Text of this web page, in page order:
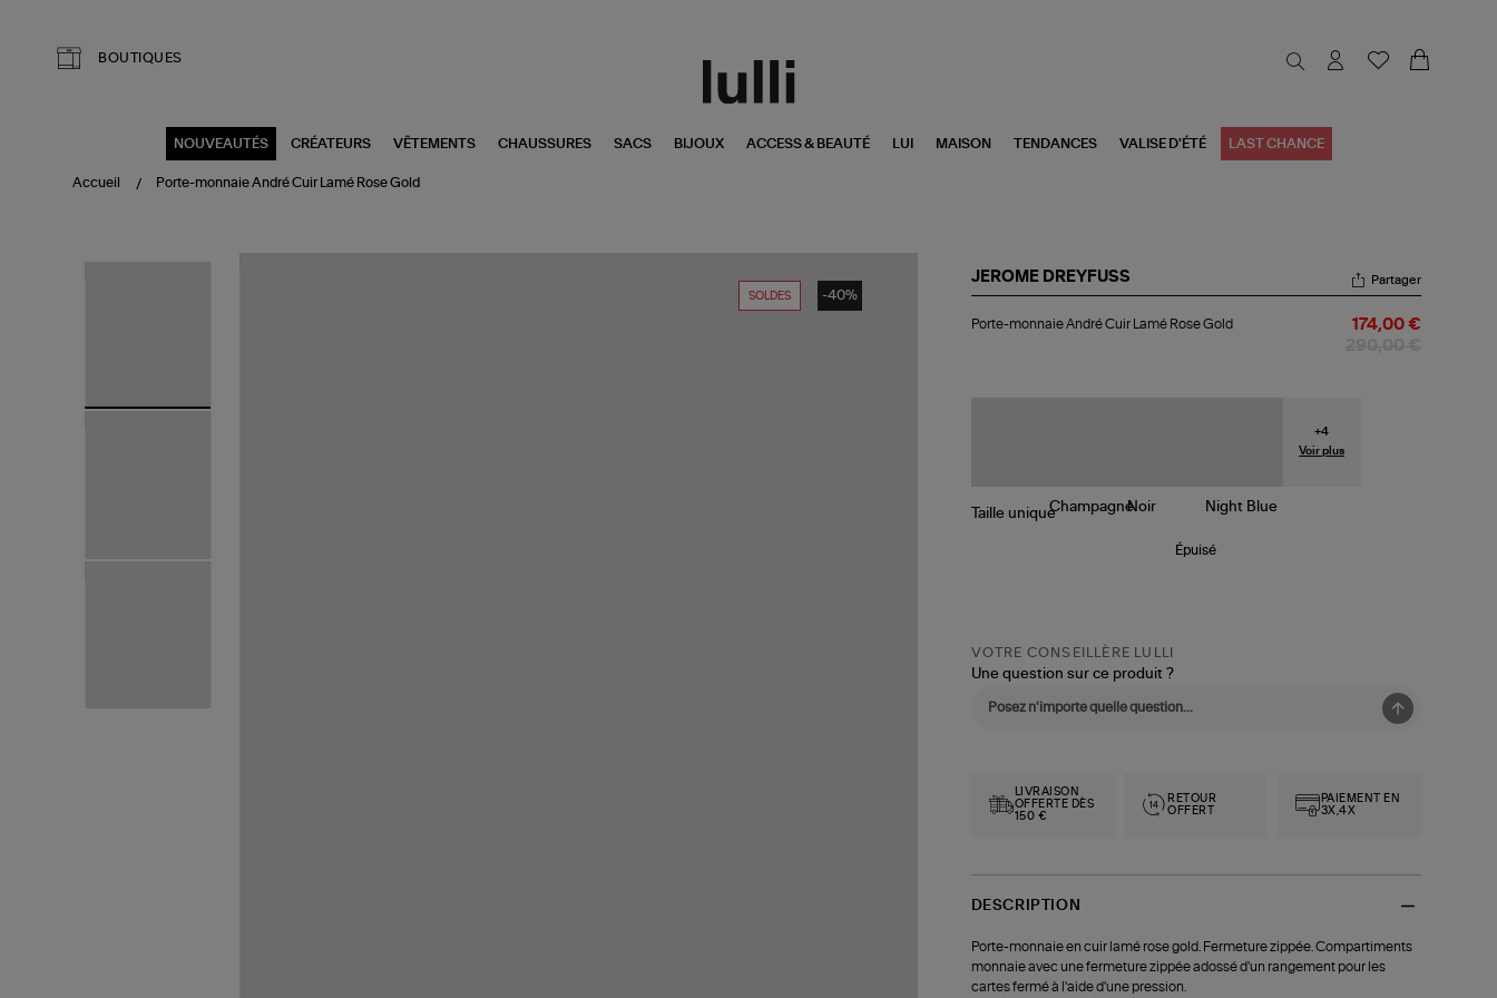
BOUTIQUES
NOUVEAUTÉS CRÉATEURS VÊTEMENTS CHAUSSURES SACS BIJOUX ACCESS & BEAUTÉ LUI MAISON TENDANCES VALISE D'ÉTÉ LAST CHANCE
Accueil Porte-monnaie André Cuir Lamé Rose Gold
SOLDES -40%
JEROME DREYFUSS
monnaie
Partager
Porte-monnaie André Cuir Lamé Rose Gold 174,00 €
+4
Voir plus
Taille unique
Épuisé
VOTRE CONSEILLÈRE LULLI
Une question sur ce produit ?
LIVRAISON
OFFERTE DÈS
150 €
RETOUR
OFFERT
PAIEMENT EN
3X,4X
DESCRIPTION
Porte-monnaie en cuir lamé rose gold. Fermeture zippée. Compartiments
monnaie avec une fermeture zippée adossé d'un rangement pour les
cartes fermé à l'aide d'une pression.